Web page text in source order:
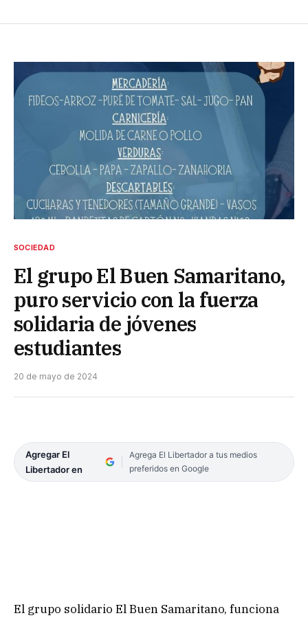
SOCIEDAD
El grupo El Buen Samaritano,
puro servicio con la fuerza
solidaria de jóvenes
estudiantes
20 de mayo de 2024
Agregar El
Libertador en
Agrega El Libertador a tus medios
preferidos en Google
El grupo solidario El Buen Samaritano, funciona